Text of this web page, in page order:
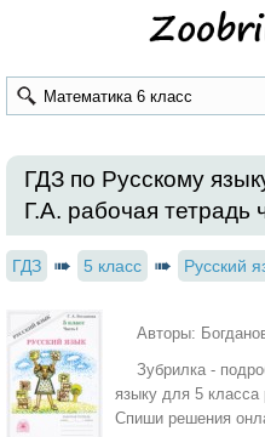
ГДЗ по Русскому
Г.А. рабочая тетрадь
ГДЗ 5 класс Русский
Авторы:
Зубрилка -
языку для 5 класса
Спиши решения